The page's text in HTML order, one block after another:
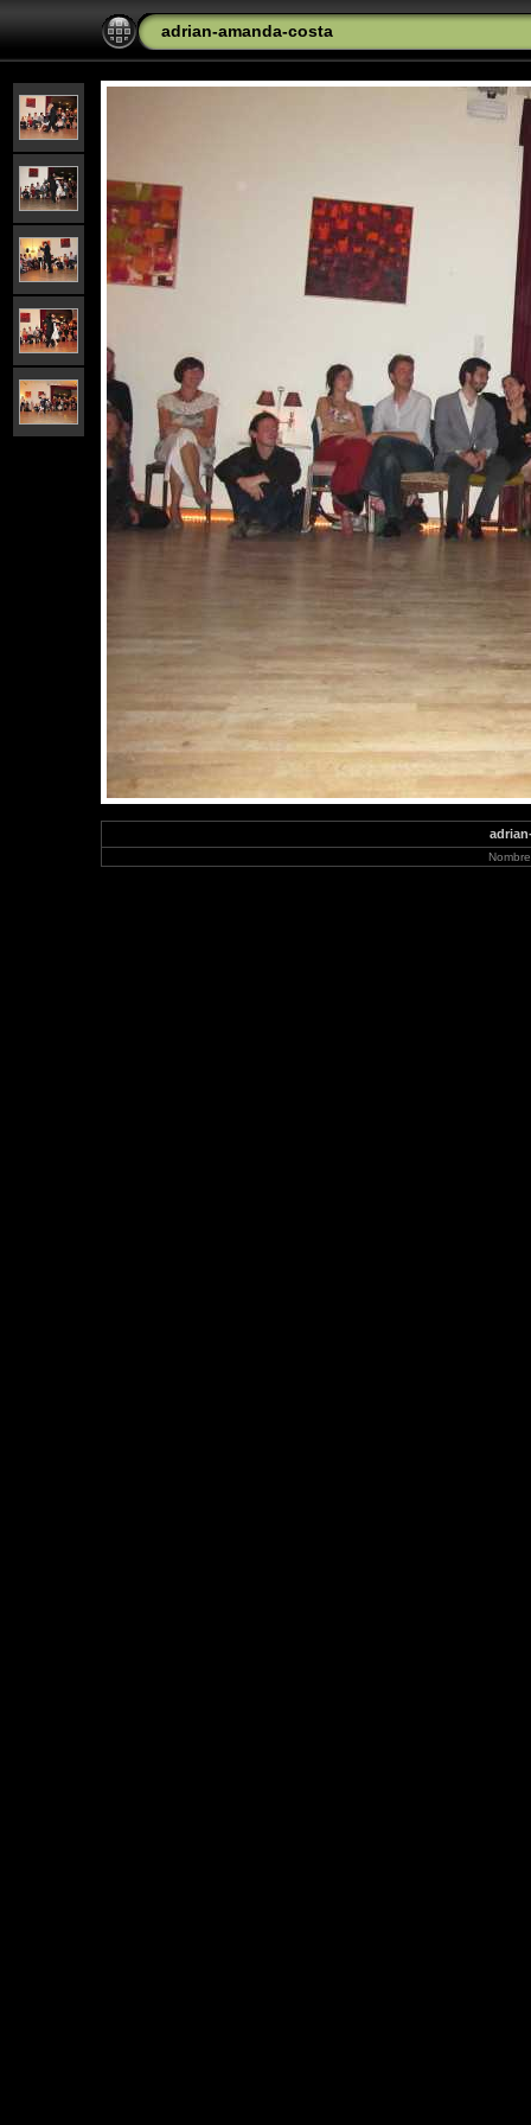
adrian-amanda-costa